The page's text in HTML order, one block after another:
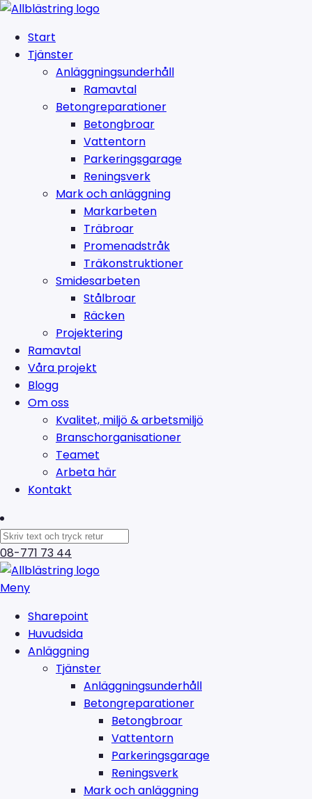
Start
Tjänster
Anläggningsunderhåll
Ramavtal
Betongreparationer
Betongbroar
Vattentorn
Parkeringsgarage
Reningsverk
Mark och anläggning
Markarbeten
Träbroar
Promenadstråk
Träkonstruktioner
Smidesarbeten
Stålbroar
Räcken
Projektering
Ramavtal
Våra projekt
Blogg
Om oss
Kvalitet, miljö & arbetsmiljö
Branschorganisationer
Teamet
Arbeta här
Kontakt
08-771 73 44
Meny
Sharepoint
Huvudsida
Anläggning
Tjänster
Anläggningsunderhåll
Betongreparationer
Betongbroar
Vattentorn
Parkeringsgarage
Reningsverk
Mark och anläggning